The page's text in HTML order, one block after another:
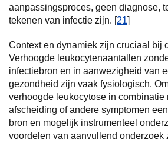
aanpassingsproces, geen diagnose,
tekenen van infectie zijn. [21]
Context en dynamiek zijn cruciaal bij
Verhoogde leukocytenaantallen
infectiebron en in aanwezigheid van
gezondheid zijn vaak fysiologisch.
verhoogde leukocytose in combinatie
afscheiding of andere symptomen
bron en mogelijk instrumenteel
voordelen van aanvullend onderzoek